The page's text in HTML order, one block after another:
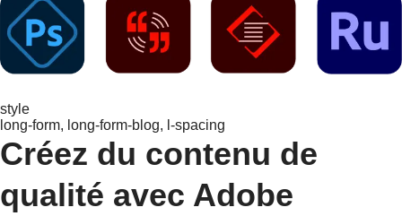
style
long-form, long-form-blog, l-spacing
Créez du contenu de
qualité avec Adobe